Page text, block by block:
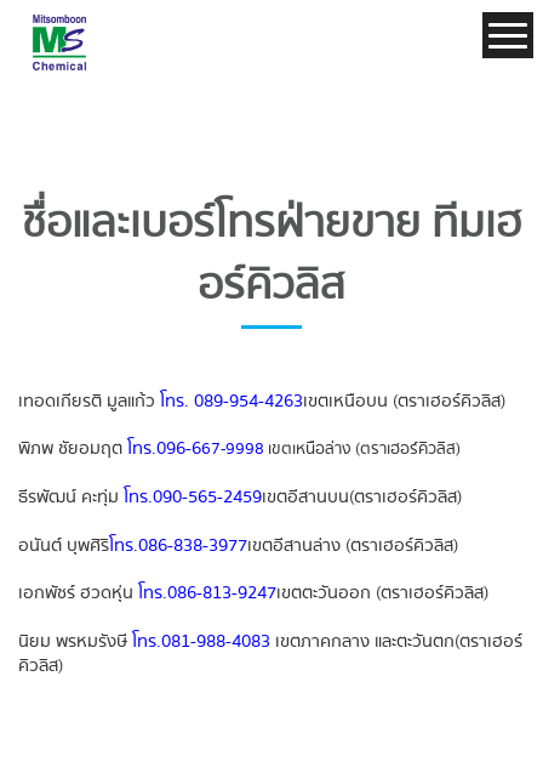
ชื่อและเบอร์โทรฝ่ายขาย ทีมเฮ
อร์คิวลิส
เทอดเกียรติ มูลแก้ว โทร. 089-954-4263เขตเหนือบน (ตราเฮอร์คิวลิส)
พิภพ ชัยอมฤตโทร.096-667-9998 เขตเหนือล่าง (ตราเฮอร์คิวลิส)
ธีรพัฒน์ คะทุ่ม โทร.090-565-2459เขตอีสานบน(ตราเฮอร์คิวลิส)
อนันต์ บุพศิริโทร.086-838-3977เขตอีสานล่าง (ตราเฮอร์คิวลิส)
เอกพัชร์ ฮวดหุ่น โทร.086-813-9247เขตตะวันออก (ตราเฮอร์คิวลิส)
นิยม พรหมรังษีโทร.081-988-4083 เขตภาคกลาง และตะวันตก(ตราเฮอร์
คิวลิส)